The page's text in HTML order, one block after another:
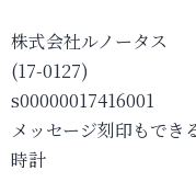
株式会社ルノータス
(17-0127)
s00000017416001
メッセージ刻印もでき
時計